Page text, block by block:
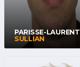
PARISSE-LAURENT
SULLIAN